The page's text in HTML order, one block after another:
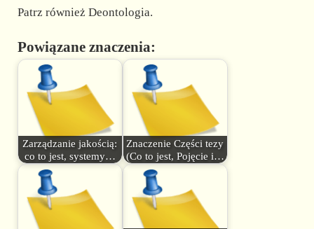
Patrz również Deontologia.
Powiązane znaczenia:
Zarządzanie jakością:
co to jest, systemy…
Znaczenie Części tezy
(Co to jest, Pojęcie i…